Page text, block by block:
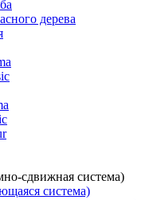
дерева
сдвижная система)
система)